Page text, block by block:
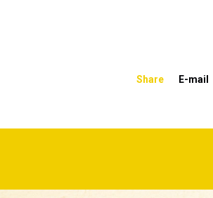
Share E-mail